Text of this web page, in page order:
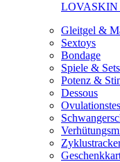
LOVASKIN
Gleitgel &
Sextoys
Bondage
Spiele & Sets
Potenz &
Dessous